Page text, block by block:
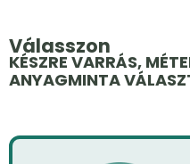
Válasszon
KÉSZRE VARRÁS,
ANYAGMINTA